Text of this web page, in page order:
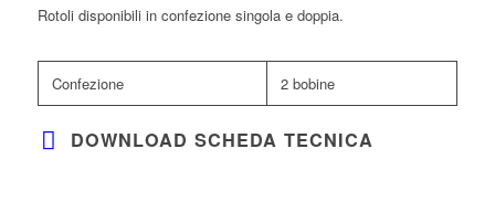
Rotoli disponibili in confezione singola e doppia.
Confezione 2 bobine
DOWNLOAD SCHEDA TECNICA